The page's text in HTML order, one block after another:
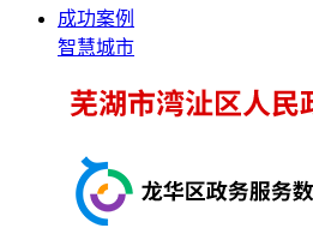
成功案例
智慧城市